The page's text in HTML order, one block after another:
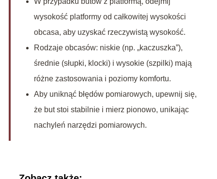
wysokość platformy od całkowitej wysokości
obcasa, aby uzyskać rzeczywistą wysokość.
Rodzaje obcasów: niskie (np. „kaczuszka”),
średnie (słupki, klocki) i wysokie (szpilki) mają
różne zastosowania i poziomy komfortu.
Aby uniknąć błędów pomiarowych, upewnij się,
że but stoi stabilnie i mierz pionowo, unikając
nachyleń narzędzi pomiarowych.